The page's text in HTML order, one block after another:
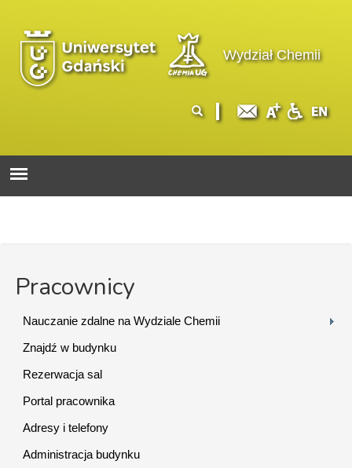
Wydział Chemii
wyszukiwania
Pracownicy
Nauczanie zdalne na Wydziale Chemii
Znajdź w budynku
Rezerwacja sal
Portal pracownika
Adresy i telefony
Administracja budynku